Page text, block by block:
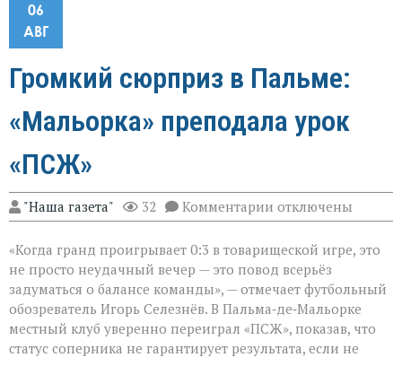
06
АВГ
Громкий сюрприз в Пальме:
«Мальорка» преподала урок
«ПСЖ»
"Наша газета" 32 Комментарии к
записи
сюрприз
в
Пальме:
«Мальорка»
преподала
урок
«ПСЖ»
отключены
«Когда гранд проигрывает 0:3 в товарищеской игре, это
не просто неудачный вечер — это повод всерьёз
задуматься о балансе команды», — отмечает футбольный
обозреватель Игорь Селезнёв. В Пальма‑де‑Мальорке
местный клуб уверенно переиграл «ПСЖ», показав, что
статус соперника не гарантирует результата, если не